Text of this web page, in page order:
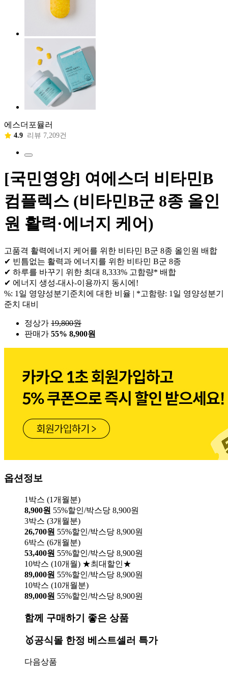
에스더포뮬러
4.9 리뷰 7,209건
[국민영양] 여에스더 비타민B
컴플렉스 (비타민B군 8종 올인
원 활력·에너지 케어)
고품격 활력에너지 케어를 위한 비타민 B군 8종 올인원 배합
✔ 빈틈없는 활력과 에너지를 위한 비타민 B군 8종
✔ 하루를 바꾸기 위한 최대 8,333% 고함량* 배합
✔ 에너지 생성-대사-이용까지 동시에!
%: 1일 영양성분기준치에 대한 비율 | *고함량: 1일 영양성분기
준치 대비
정상가 19,800원
판매가 55% 8,900원
옵션정보
1박스 (1개월분)
8,900원 55%할인/박스당 8,900원
3박스 (3개월분)
26,700원 55%할인/박스당 8,900원
6박스 (6개월분)
53,400원 55%할인/박스당 8,900원
10박스 (10개월) ★최대할인★
89,000원 55%할인/박스당 8,900원
10박스 (10개월분)
89,000원 55%할인/박스당 8,900원
함께 구매하기 좋은 상품
🥇공식몰 한정 베스트셀러 특가
다음상품